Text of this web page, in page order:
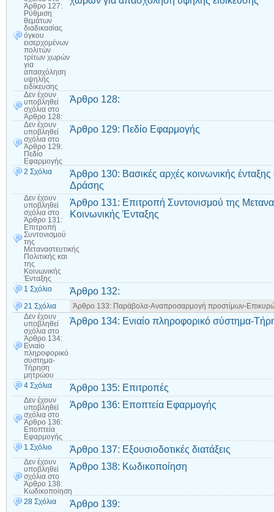
Άρθρο 127:
Ρύθμιση
θεμάτων
διαδικασίας
όγκου
εισερχομένων
πολιτών
τρίτων χωρών
για
απασχόληση
υψηλής
ειδίκευσης
Δεν έχουν
υποβληθεί
σχόλια στο
Άρθρο 128:
Άρθρο 128:
Δεν έχουν
υποβληθεί
σχόλια στο
Άρθρο 129:
Πεδίο
Εφαρμογής
Άρθρο 129: Πεδίο Εφαρμογής
2 Σχόλια
Άρθρο 130: Βασικές αρχές κοινωνικής
Δράσης
Δεν έχουν
υποβληθεί
σχόλια στο
Άρθρο 131:
Επιτροπή
Συντονισμού
της
Μεταναστευτικής
Πολιτικής και
της
Κοινωνικής
Ένταξης
Άρθρο 131: Επιτροπή Συντονισμού της
Κοινωνικής Ένταξης
1 Σχόλιο Άρθρο 132:
21 Σχόλια
Άρθρο 133: Παράβολα-Αναπροσαρμογή προστίμων-
Δεν έχουν
υποβληθεί
σχόλια στο
Άρθρο 134:
Ενιαίο
πληροφορικό
σύστημα-
Τήρηση
μητρώου
Άρθρο 134: Ενιαίο πληροφορικό σύστημα-
4 Σχόλια Άρθρο 135: Επιτροπές
Δεν έχουν
υποβληθεί
σχόλια στο
Άρθρο 136:
Εποπτεία
Εφαρμογής
Άρθρο 136: Εποπτεία Εφαρμογής
1 Σχόλιο Άρθρο 137: Εξουσιοδοτικές διατάξεις
Δεν έχουν
υποβληθεί
σχόλια στο
Άρθρο 138:
Κωδικοποίηση
Άρθρο 138: Κωδικοποίηση
28 Σχόλια Άρθρο 139: